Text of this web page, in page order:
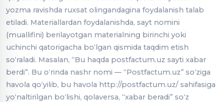
yozma ravishda ruxsat olingandagina foydalanish talab
etiladi. Materiallardan foydalanishda, sayt nomini
(muallifini) berilayotgan materialning birinchi yoki
uchinchi qatorigacha boʻlgan qismida taqdim etish
soʻraladi. Masalan, “Bu haqda postfactum.uz sayti xabar
berdi”. Bu oʻrinda nashr nomi — “Postfactum.uz” soʻziga
havola qoʻyilib, bu havola http://postfactum.uz/ sahifasiga
yoʻnaltirilgan boʻlishi, qolaversa, “xabar beradi” soʻz